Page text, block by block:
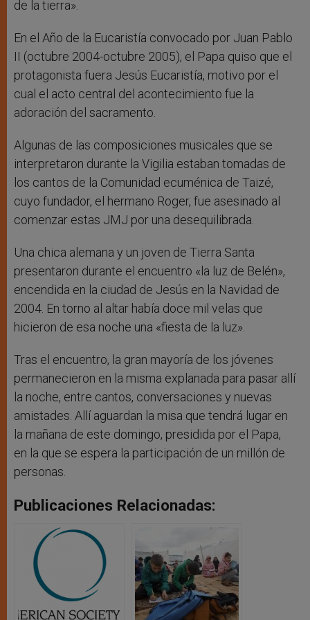
de la tierra».
En el Año de la Eucaristía convocado por Juan Pablo
II (octubre 2004-octubre 2005), el Papa quiso que el
protagonista fuera Jesús Eucaristía, motivo por el
cual el acto central del acontecimiento fue la
adoración del sacramento.
Algunas de las composiciones musicales que se
interpretaron durante la Vigilia estaban tomadas de
los cantos de la Comunidad ecuménica de Taizé,
cuyo fundador, el hermano Roger, fue asesinado al
comenzar estas JMJ por una desequilibrada.
Una chica alemana y un joven de Tierra Santa
presentaron durante el encuentro «la luz de Belén»,
encendida en la ciudad de Jesús en la Navidad de
2004. En torno al altar había doce mil velas que
hicieron de esa noche una «fiesta de la luz».
Tras el encuentro, la gran mayoría de los jóvenes
permanecieron en la misma explanada para pasar allí
la noche, entre cantos, conversaciones y nuevas
amistades. Allí aguardan la misa que tendrá lugar en
la mañana de este domingo, presidida por el Papa,
en la que se espera la participación de un millón de
personas.
Publicaciones Relacionadas: